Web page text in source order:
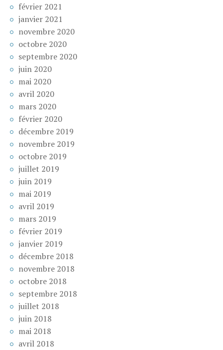
février 2021
janvier 2021
novembre 2020
octobre 2020
septembre 2020
juin 2020
mai 2020
avril 2020
mars 2020
février 2020
décembre 2019
novembre 2019
octobre 2019
juillet 2019
juin 2019
mai 2019
avril 2019
mars 2019
février 2019
janvier 2019
décembre 2018
novembre 2018
octobre 2018
septembre 2018
juillet 2018
juin 2018
mai 2018
avril 2018